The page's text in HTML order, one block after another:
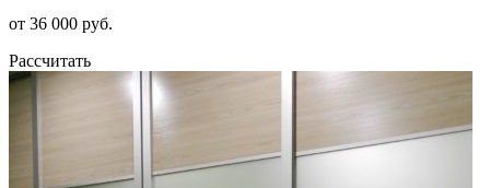
от 36 000 руб.
Рассчитать